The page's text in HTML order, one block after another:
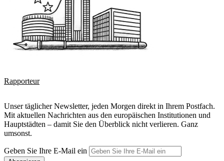
Rapporteur
Unser täglicher Newsletter, jeden Morgen direkt in Ihrem Postfach.
Mit aktuellen Nachrichten aus den europäischen Institutionen und
Hauptstädten – damit Sie den Überblick nicht verlieren. Ganz
umsonst.
Geben Sie Ihre E-Mail ein